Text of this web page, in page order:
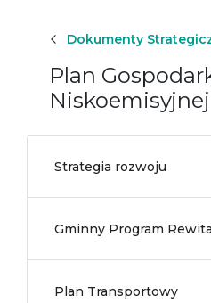
Dokumenty
Plan
Niskoemisyjnej
Strategia rozwoju
Gminny Program
Plan Transportowy